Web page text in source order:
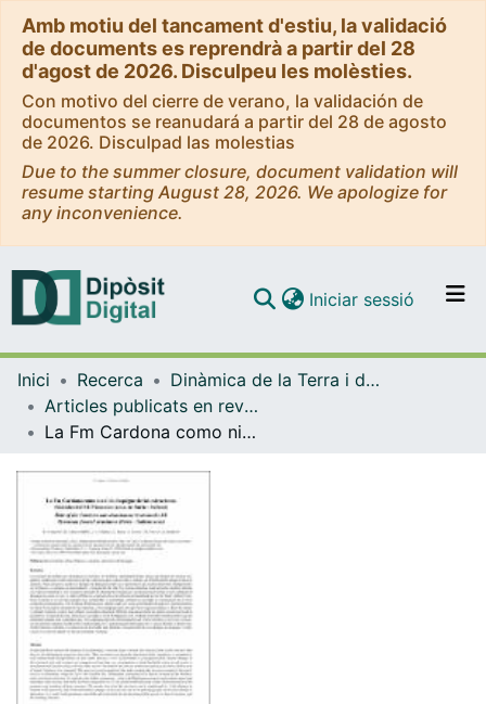
Amb motiu del tancament d'estiu, la validació
de documents es reprendrà a partir del 28
d'agost de 2026. Disculpeu les molèsties.
Con motivo del cierre de verano, la validación de
documentos se reanudará a partir del 28 de agosto
de 2026. Disculpad las molestias
Due to the summer closure, document validation will
resume starting August 28, 2026. We apologize for
any inconvenience.
Navega per tot el DD
Com publicar
Iniciar sessió (current)
Inici Recerca
Dinàmica de la Terra i de l'Oceà
Articles publicats en revistes (Dinàmica de la Terra i l'Oceà)
La Fm Cardona como nivel de despegue de las estructuras frontales del SE Pirenaico (zona de Súria - Sallent)